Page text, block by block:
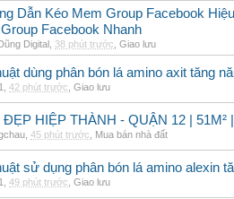
Dẫn Kéo Mem Group Facebook
Facebook Nhanh
Digital 38 phút trước Giao lưu
dùng phân bón lá amino axit tăng
42 phút trước Giao lưu
ĐẸP HIỆP THÀNH - QUẬN 12 | 51M²
45 phút trước Mua bán nhà đất
sử dụng phân bón lá amino alexin
49 phút trước Giao lưu